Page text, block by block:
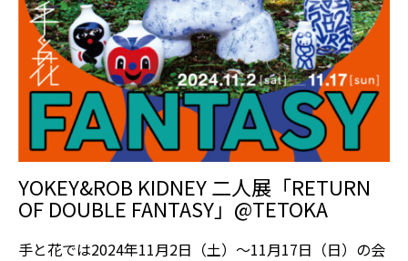
YOKEY&ROB KIDNEY 二人展「RETURN
OF DOUBLE FANTASY」@TETOKA
手と花では2024年11月2日（土）～11月17日（日）の会